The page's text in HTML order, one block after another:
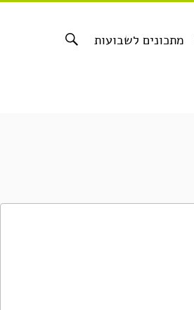
מתכונים לשבועות